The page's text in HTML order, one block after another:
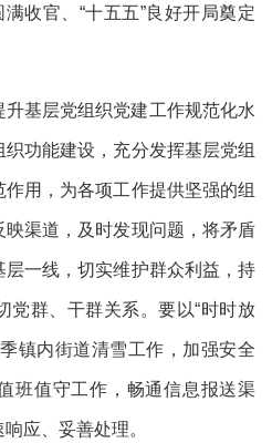
收官、“十五五”良好开局奠定
基层党组织党建工作规范化水
功能建设，充分发挥基层党组
用，为各项工作提供坚强的组
渠道，及时发现问题，将矛盾
一线，切实维护群众利益，持
党群、干群关系。要以“时时放
镇内街道清雪工作，加强安全
班值守工作，畅通信息报送渠
应、妥善处理。